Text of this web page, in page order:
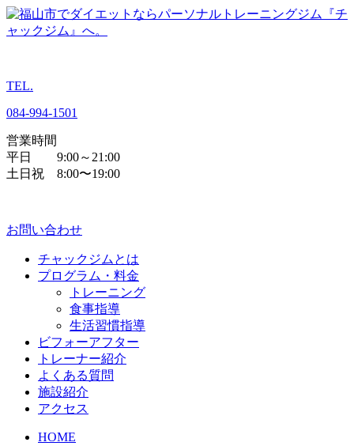
TEL.
084-994-1501
営業時間
平日 9:00～21:00
土日祝 8:00〜19:00
お問い合わせ
チャックジムとは
プログラム・料金
トレーニング
食事指導
生活習慣指導
ビフォーアフター
トレーナー紹介
よくある質問
施設紹介
アクセス
HOME